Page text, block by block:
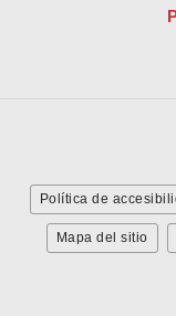
Política de
Mapa del sitio